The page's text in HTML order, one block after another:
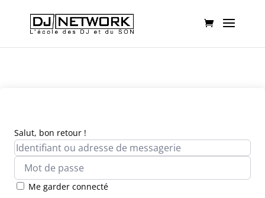
Salut, bon retour !
Me garder connecté